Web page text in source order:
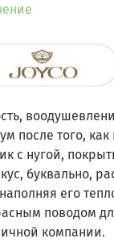
после того,
с нугой,
буквально,
его
поводом
компании.